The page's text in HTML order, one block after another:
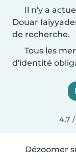
Il n'y a
Douar
de recherche.
Tous les
d'identité
4,7 /
Dézoomer